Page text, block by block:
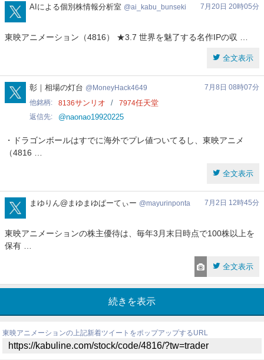
ai_kabu_bunseki
AIによる個別株情報分析室 ai_kabu_bunseki 7月20日 20時05分
東映アニメーション（4816） ★3.7 世界を魅了する名作IPの収 …
全文表示
MoneyHack4649
彰｜相場の灯台 MoneyHack4649
7月8日 08時07分
他銘柄
8136サンリオ 7974任天堂
返信先 @naonao19920225
・ドラゴンボールはすでに海外でプレ値ついてるし、東映アニメ
（4816 …
全文表示
mayurinponta
まゆりん@まゆまゆぱーてぃー mayurinponta 7月2日 12時45分
東映アニメーションの株主優待は、毎年3月末日時点で100株以上を
保有 …
全文表示
続きを表示
東映アニメーションの上記新着ツイートをポップアップするURL